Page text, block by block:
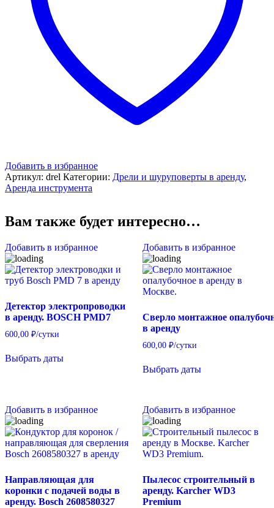
Добавить в избранное
Артикул: drel Категории: Дрели и шуруповерты в аренду,
Аренда инструмента
Вам также будет интересно…
Добавить в избранное
Детектор электропроводки
в аренду. BOSCH PMD7
600,00 ₽/сутки
Выбрать даты
Добавить в избранное
Сверло монтажное
в аренду
600,00 ₽/сутки
Выбрать даты
Добавить в избранное
Направляющая для
коронки с подачей воды в
аренду. Bosch 2608580327
Добавить в избранное
Пылесос строительный в
аренду. Karcher WD3
Premium